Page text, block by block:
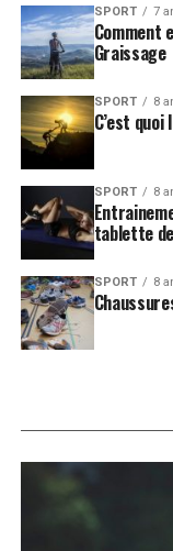
SPORT 7
Comment
Graissage
SPORT 8
C’est
SPORT 8
tablette
SPORT 8